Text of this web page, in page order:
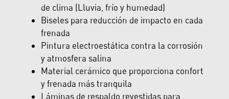
de clima (Lluvia, frío y humedad)
Biseles para reducción de impacto en cada
frenada
Pintura electroestática contra la corrosión
y atmosfera salina
Material cerámico que proporciona confort
y frenada más tranquila
Láminas de respaldo revestidas para